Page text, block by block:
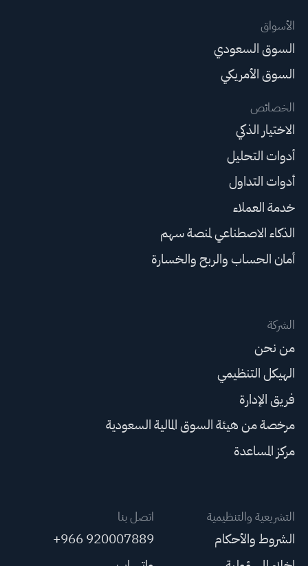
الأسواق
السوق السعودي
السوق الأمريكي
الخصائص
الاختيار الذكي
أدوات التحليل
أدوات التداول
خدمة العملاء
الذكاء الاصطناعي لمنصة سهم
أمان الحساب والربح والخسارة
الشركة
من نحن
الهيكل التنظيمي
فريق الإدارة
مرخصة من هيئة السوق المالية السعودية
مركز المساعدة
التشريعية والتنظيمية
الشروط والأحكام
اتصل بنا
+966 920007889